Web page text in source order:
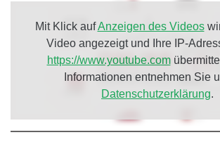
Mit Klick aufAnzeigen des Videos
Video angezeigt und Ihre IP-
https://www.youtube.com
Informationen entnehmen Sie
Datenschutzerklärung.